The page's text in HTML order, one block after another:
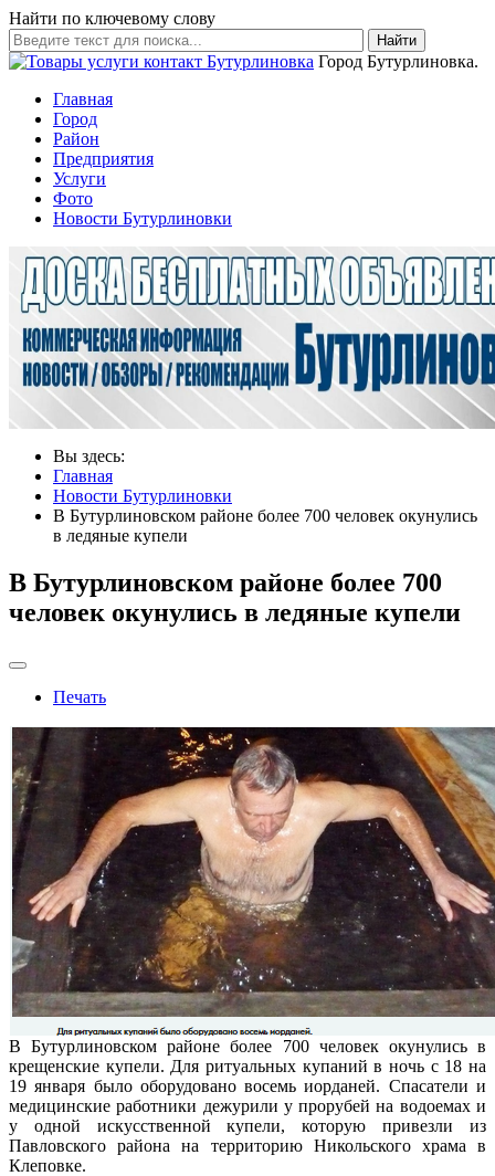
Найти по ключевому слову
Найти
Город Бутурлиновка.
Главная
Город
Район
Предприятия
Услуги
Фото
Новости Бутурлиновки
Вы здесь:
Главная
Новости Бутурлиновки
В Бутурлиновском районе более 700 человек окунулись
в ледяные купели
В Бутурлиновском районе более 700
человек окунулись в ледяные купели
Печать
В Бутурлиновском районе более 700 человек окунулись в
крещенские купели. Для ритуальных купаний в ночь с 18 на
19 января было оборудовано восемь иорданей. Спасатели и
медицинские работники дежурили у прорубей на водоемах и
у одной искусственной купели, которую привезли из
Павловского района на территорию Никольского храма в
Клеповке.